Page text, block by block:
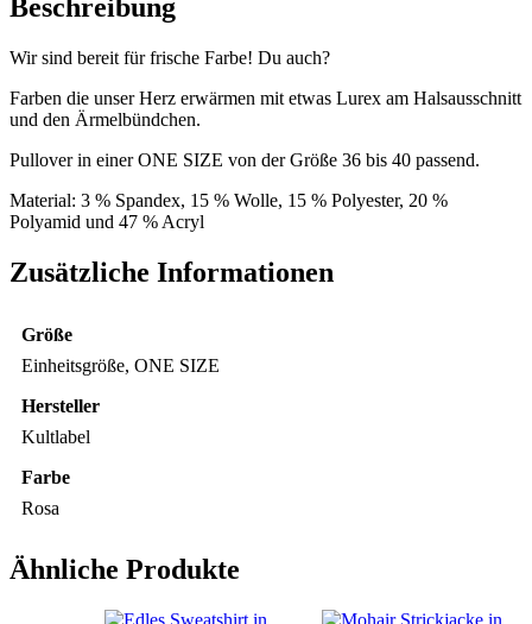
Beschreibung
Wir sind bereit für frische Farbe! Du auch?
Farben die unser Herz erwärmen mit etwas Lurex am Halsausschnitt
und den Ärmelbündchen.
Pullover in einer ONE SIZE von der Größe 36 bis 40 passend.
Material: 3 % Spandex, 15 % Wolle, 15 % Polyester, 20 %
Polyamid und 47 % Acryl
Zusätzliche Informationen
Größe
Einheitsgröße, ONE SIZE
Hersteller
Kultlabel
Farbe
Rosa
Ähnliche Produkte